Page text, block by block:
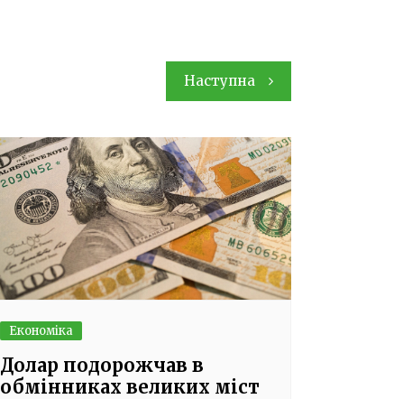
Наступна
Економіка
Долар подорожчав в
обмінниках великих міст